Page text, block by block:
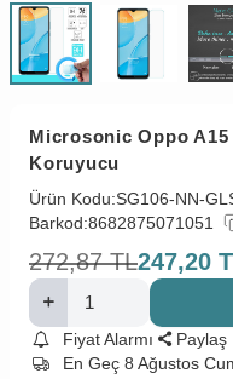
Microsonic Oppo
Koruyucu
Ürün Kodu:SG106-NN-
Barkod:8682875071051
272,87 TL247,20
Fiyat Alarmı
Paylaş
En Geç 8 Ağustos